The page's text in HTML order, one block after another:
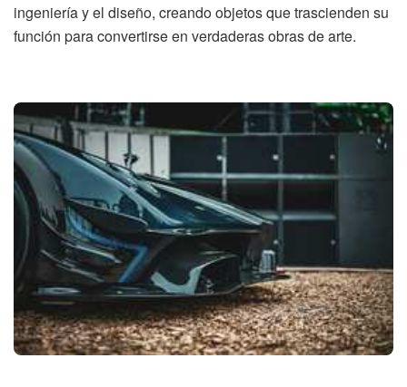
ingeniería y el diseño, creando objetos que trascienden su
función para convertirse en verdaderas obras de arte.